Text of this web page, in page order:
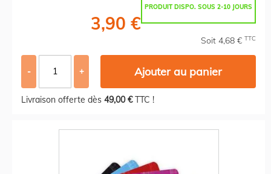
PRODUIT DISPO. SOUS 2-10 JOURS
3,90 €
Soit 4,68 € TTC
- + Ajouter au panier
Livraison offerte dès 49,00 €TTC !